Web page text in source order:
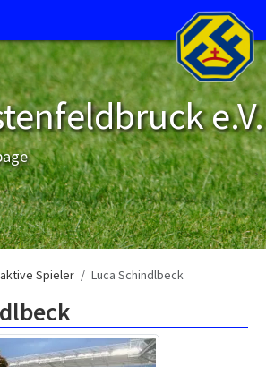
e.V.
Spieler Luca Schindlbeck